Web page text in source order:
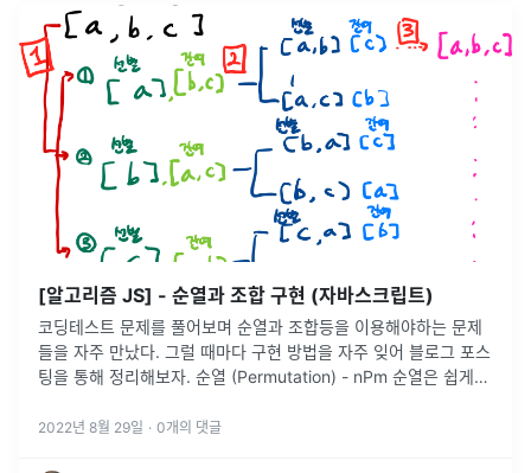
[알고리즘 JS] - 순열과 조합 구현 (자바스크립트)
코딩테스트 문제를 풀어보며 순열과 조합등을 이용해야하는 문제
들을 자주 만났다. 그럴 때마다 구현 방법을 자주 잊어 블로그 포스
팅을 통해 정리해보자. 순열 (Permutation) - nPm 순열은 쉽게
2022년 8월 29일 · 0개의 댓글